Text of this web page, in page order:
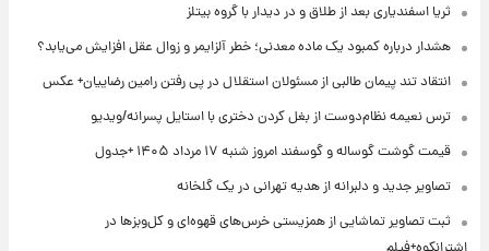
ثریا اسفندیاری بعد از طلاق و در دیدار با گروه بیتلز
هشدار درباره کمبود یک ماده معدنی؛ خطر آلزایمر و زوال عقل افزایش می‌یابد؟
انتقاد تند پیمان طالبی از مسئولان استقلال در پی رفتن رامین رضاییان+ عکس
ترس نعیمه نظام‌دوست از بغل کردن دختری با استایل پسرانه/ویدیو
قیمت گوشت گوساله و گوسفند امروز شنبه ۱۷ مرداد ۱۴۰۵ +جدول
تصاویر جدید و دلبرانه از هدیه تهرانی در یک گلخانه
ثبت تصاویر تماشایی از همزیستی خرس‌های قهوه‌ای و کل‌وبزها در